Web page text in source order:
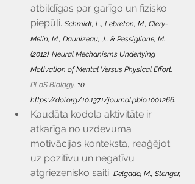
atbildīgas par garīgo un fizisko
piepūli. Schmidt, L., Lebreton, M., Cléry-
Melin, M., Daunizeau, J., & Pessiglione, M.
(2012). Neural Mechanisms Underlying
Motivation of Mental Versus Physical Effort.
PLoS Biology, 10.
https://doi.org/10.1371/journal.pbio.1001266.
Kaudāta kodola aktivitāte ir
atkarīga no uzdevuma
motivācijas konteksta, reaģējot
uz pozitīvu un negatīvu
atgriezenisko saiti. Delgado, M., Stenger,